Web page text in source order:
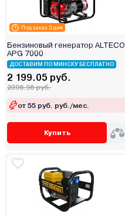
Под заказ 3 дня
Бензиновый генератор ALTECO
APG 7000
ДОСТАВИМ ПО МИНСКУ БЕСПЛАТНО
2 199.05 руб.
2396.96 руб.
от 55 руб. руб./мес.
Купить